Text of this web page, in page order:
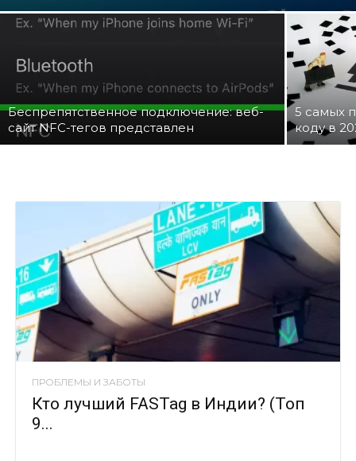
Беспрепятственное подключение: веб-
сайт NFC-тегов представлен
5 самых
коду в
ПРОБЛЕМЫ И ЗАБОТЫ
Кто лучший FASTag в Индии? (Топ
9...